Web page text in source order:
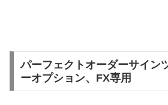
パーフェクトオーダーサイン
ーオプション、FX専用